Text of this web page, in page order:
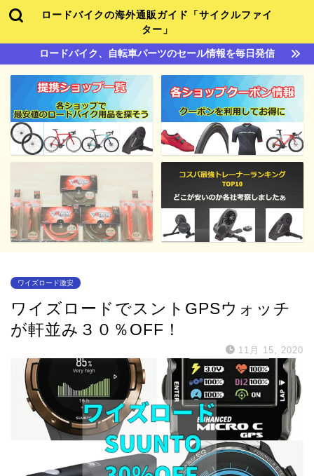
ロードバイクの海外通販ガイド「サイクルファイ
ター」
ロードバイク、自転車パーツのセール情報を毎日発信
ワイズロード激安
ワイズロードでスントGPSウォッチ
が軒並み３０％OFF！
11月 15, 2020